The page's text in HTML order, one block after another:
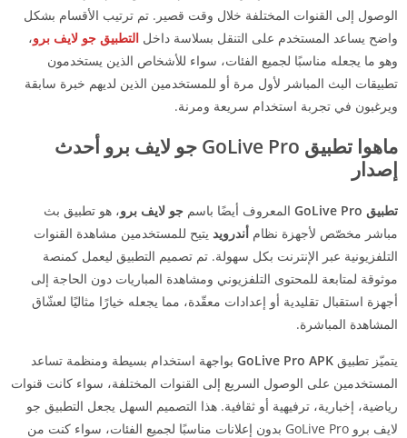
الوصول إلى القنوات المختلفة خلال وقت قصير. تم ترتيب الأقسام بشكل
واضح يساعد المستخدم على التنقل بسلاسة داخل التطبيق جو لايف برو،
وهو ما يجعله مناسبًا لجميع الفئات، سواء للأشخاص الذين يستخدمون
تطبيقات البث المباشر لأول مرة أو للمستخدمين الذين لديهم خبرة سابقة
ويرغبون في تجربة استخدام سريعة ومرنة.
ماهوا تطبيق GoLive Pro جو لايف برو أحدث
إصدار
تطبيق GoLive Pro المعروف أيضًا باسم جو لايف برو، هو تطبيق بث
مباشر مخصّص لأجهزة نظام أندرويد يتيح للمستخدمين مشاهدة القنوات
التلفزيونية عبر الإنترنت بكل سهولة. تم تصميم التطبيق ليعمل كمنصة
موثوقة لمتابعة للمحتوى التلفزيوني ومشاهدة المباريات دون الحاجة إلى
أجهزة استقبال تقليدية أو إعدادات معقّدة، مما يجعله خيارًا مثاليًا لعشّاق
المشاهدة المباشرة.
يتميّز تطبيق GoLive Pro APK بواجهة استخدام بسيطة ومنظمة تساعد
المستخدمين على الوصول السريع إلى القنوات المختلفة، سواء كانت قنوات
رياضية، إخبارية، ترفيهية أو ثقافية. هذا التصميم السهل يجعل التطبيق جو
لايف برو GoLive Pro بدون إعلانات مناسبًا لجميع الفئات، سواء كنت من